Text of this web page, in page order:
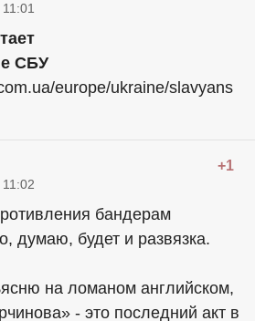
СБУ
europe/ukraine/slavyans
+1
бандерам
думаю, будет и развязка.
на ломаном английском,
- это последний акт в